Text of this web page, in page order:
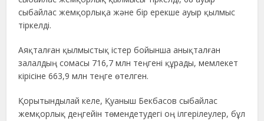
сыбайлас жемқорлықа және бір ерекше ауыр қылмыс
тіркелді.
Аяқталған қылмыстық істер бойынша анықталған
залалдың сомасы 716,7 млн теңгені құрады, мемлекет
кірісіне 663,9 млн теңге өтелген.
Қорытындылай келе, Қуаныш Бекбасов сыбайлас
жемқорлық деңгейін төмендетудегі оң ілгерілеулер, бұл